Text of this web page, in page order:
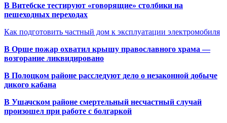
В Витебске тестируют «говорящие» столбики на
пешеходных переходах
Как подготовить частный дом к эксплуатации электромобиля
В Орше пожар охватил крышу православного храма —
возгорание ликвидировано
В Полоцком районе расследуют дело о незаконной добыче
дикого кабана
В Ушачском районе смертельный несчастный случай
произошел при работе с болгаркой